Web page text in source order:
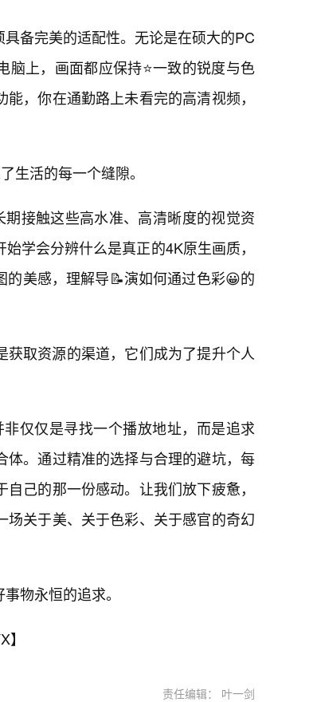
备完美的适配性。无论是在硕大的PC
上，画面都应保持⭐一致的锐度与色
，你在通勤路上未看完的高清视频，
生活的每一个缝隙。
接触这些高水准、高清晰度的视觉资
学会分辨什么是真正的4K原生画质，
美感，理解导📝演如何通过色彩😀的
取资源的渠道，它们成为了提升个人
仅仅是寻找一个播放地址，而是追求
。通过精准的选择与合理的避坑，每
己的那一份感动。让我们放下疲惫，
关于美、关于色彩、关于感官的奇幻
物永恒的追求。
】
责任编辑： 叶一剑